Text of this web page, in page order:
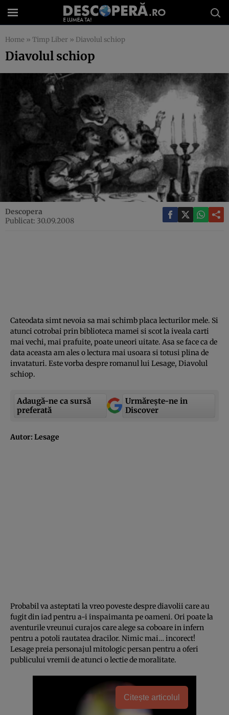
Home » Timp Liber » Diavolul schiop
Diavolul schiop
Descopera
Publicat: 30.09.2008
Cateodata simt nevoia sa mai schimb placa lecturilor mele. Si
atunci cotrobai prin biblioteca mamei si scot la iveala carti
mai vechi, mai prafuite, poate uneori uitate. Asa se face ca de
data aceasta am ales o lectura mai usoara si totusi plina de
invataturi. Este vorba despre romanul lui Lesage, Diavolul
schiop.
Adaugă-ne ca sursă
preferată
Urmărește-ne in
Discover
Autor: Lesage
Probabil va asteptati la vreo poveste despre diavolii care au
fugit din iad pentru a-i inspaimanta pe oameni. Ori poate la
aventurile vreunui curajos care alege sa coboare in infern
pentru a potoli rautatea dracilor. Nimic mai… incorect!
Lesage preia personajul mitologic persan pentru a oferi
publicului vremii de atunci o lectie de moralitate.
Citește articolul